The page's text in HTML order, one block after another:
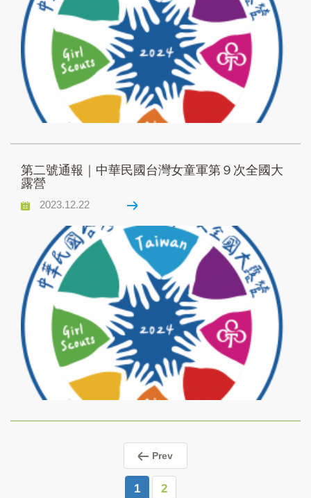
第二號通報｜中華民國台灣女童軍第９次全國大
露營
2023.12.22
Prev
1 2